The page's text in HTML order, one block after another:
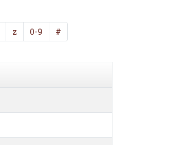
z 0-9 #